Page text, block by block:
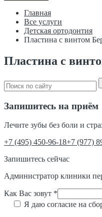
Главная
Все услуги
Детская ортодонтия
Пластина с винтом
Пластина с
Запишитесь на приём
Лечите зубы без боли и
‎+7 (495) 450-96-18+7 (977)
Запишитесь сейчас
Администратор клиники
Как Вас зовут *
Я даю согласие на